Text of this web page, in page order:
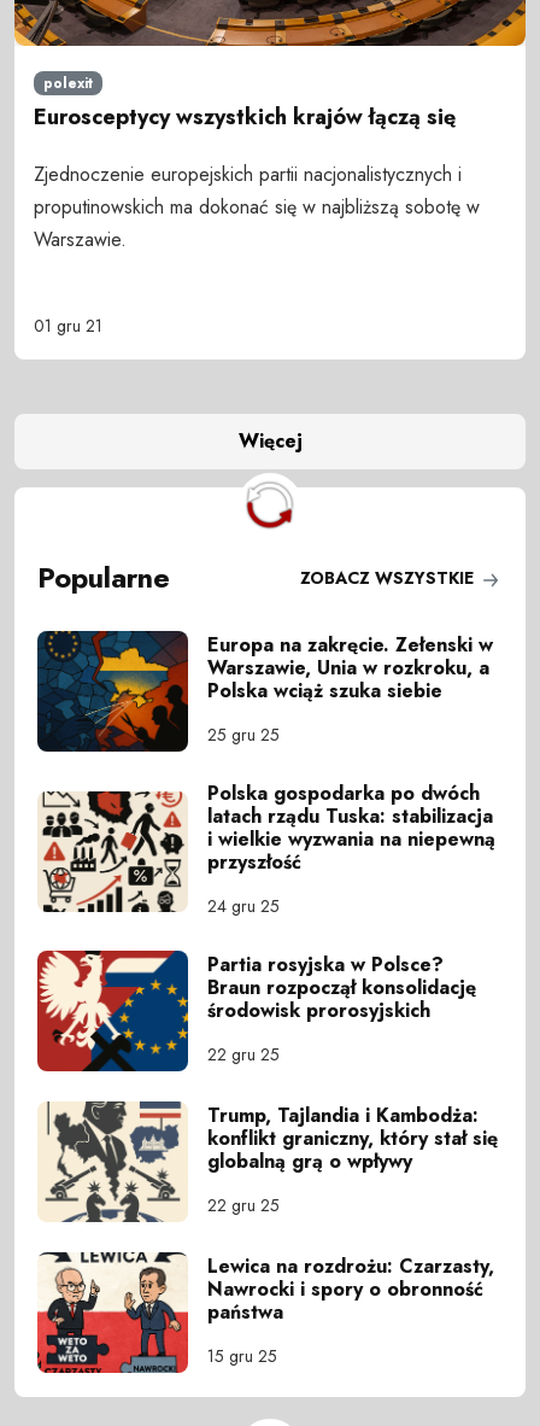
polexit
Eurosceptycy wszystkich krajów łączą się
Zjednoczenie europejskich partii nacjonalistycznych i
proputinowskich ma dokonać się w najbliższą sobotę w
Warszawie.
01 gru 21
Więcej
Popularne ZOBACZ WSZYSTKIE
Europa na zakręcie. Zełenski w
Warszawie, Unia w rozkroku, a
Polska wciąż szuka siebie
25 gru 25
Polska gospodarka po dwóch
latach rządu Tuska: stabilizacja
i wielkie wyzwania na niepewną
przyszłość
24 gru 25
Partia rosyjska w Polsce?
Braun rozpoczął konsolidację
środowisk prorosyjskich
22 gru 25
Trump, Tajlandia i Kambodża:
konflikt graniczny, który stał się
globalną grą o wpływy
22 gru 25
Lewica na rozdrożu: Czarzasty,
Nawrocki i spory o obronność
państwa
15 gru 25